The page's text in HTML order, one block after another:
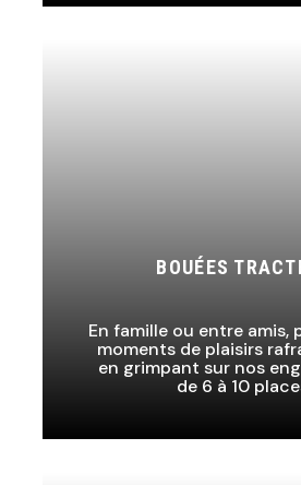
BOUÉES
En famille ou entre amis,
moments de plaisirs
en grimpant sur nos
de 6 à 10